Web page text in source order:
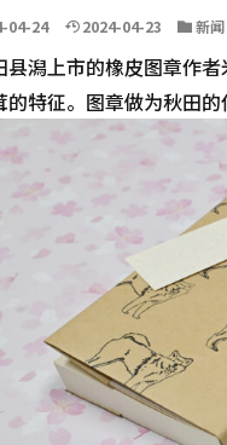
04-24 2024-04-23 新闻
潟上市的橡皮图章作
的特征。图章做为秋田的